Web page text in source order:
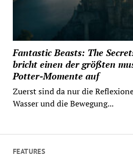
Fantastic Beasts: The
bricht einen der größten
Potter-Momente auf
Zuerst sind da nur die
Wasser und die Bewegung...
FEATURES